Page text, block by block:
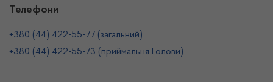
Телефони
+380 (44) 422-55-77 (загальний)
+380 (44) 422-55-73 (приймальня Голови)